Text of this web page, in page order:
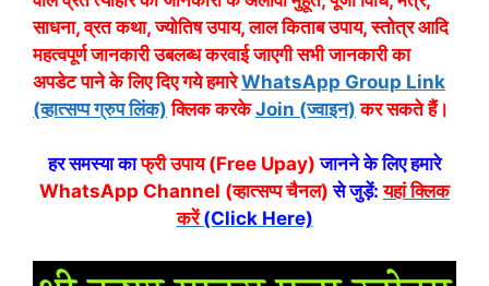
साधना, व्रत कथा, ज्योतिष उपाय, लाल किताब उपाय, स्तोत्र आदि
महत्वपूर्ण जानकारी उबलब्ध करवाई जाएगी सभी जानकारी का
अपडेट पाने के लिए दिए गये हमारेWhatsApp Group Link
(व्हात्सप्प ग्रुप लिंक) क्लिक करकेJoin (ज्वाइन) कर सकते हैं।
हर समस्या काफ्री उपाय (Free Upay) जानने के लिए हमारे
WhatsApp Channel (व्हात्सप्प चैनल) से जुड़ें:यहां क्लिक
करें(Click Here)